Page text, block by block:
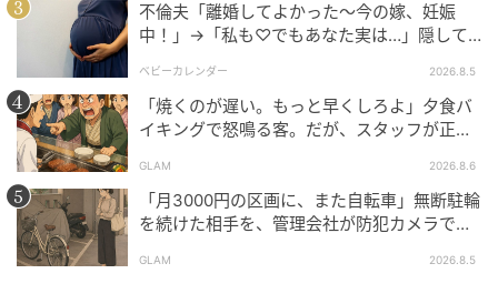
元記事で読む
次の記事
「私の名前の漢字間違えてる」名前を間違え
続けるママ友に注意。だが、返ってきた一文
に思わず絶句
の記事をもっとみる
不倫夫「離婚してよかった〜今の嫁、妊娠
中！」→「私も♡でもあなた実は…」隠して
ベビーカレンダー 2026.8.5
「焼くのが遅い。もっと早くしろよ」夕食バ
イキングで怒鳴る客。だが、スタッフが正論
GLAM 2026.8.6
「月3000円の区画に、また自転車」無断駐輪
を続けた相手を、管理会社が防犯カメラで特
GLAM 2026.8.5